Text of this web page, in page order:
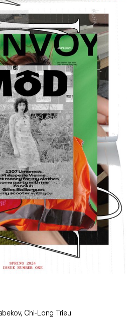
avec Anouk Schneider Agabekov, Chi-Long Trieu